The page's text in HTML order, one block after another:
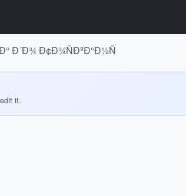
Ð´Ð¾ Ð¢Ð¾ÑÐºÐ°Ð½Ñ
it.